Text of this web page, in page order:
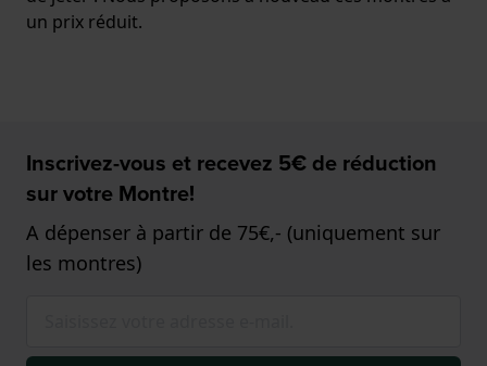
un prix réduit.
Inscrivez-vous et recevez 5€ de réduction
sur votre Montre!
A dépenser à partir de 75€,- (uniquement sur
les montres)